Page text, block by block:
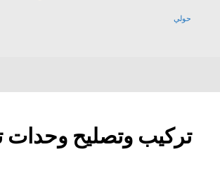
حولي
تركيب وتصليح وحدات